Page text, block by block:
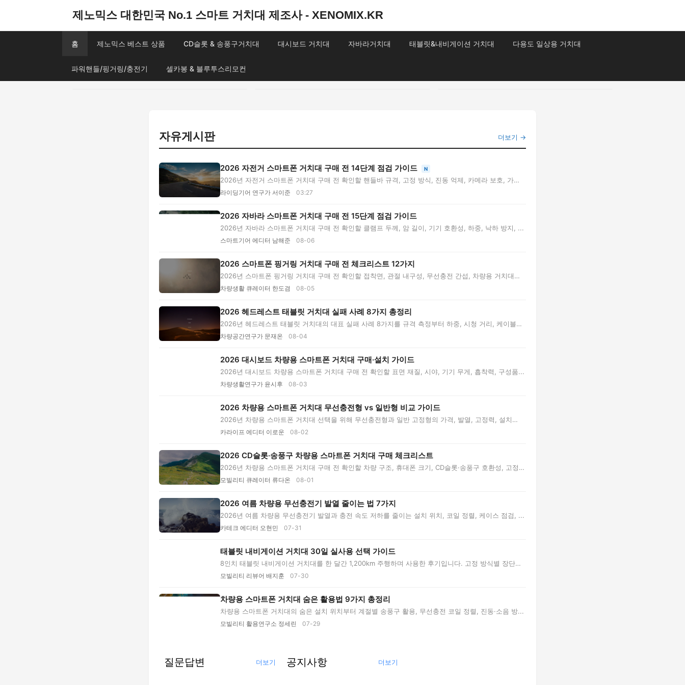
제노믹스 대한민국 No.1 스마트 거치대 제조사 - XENOMIX.KR
홈 제노믹스 베스트 상품 CD슬롯 & 송풍구거치대 대시보드 거치대 자바라거치대 태블릿&내비게이션 거치대 다용도 일상용 거치대
파워핸들/핑거링/충전기 셀카봉 & 블루투스리모컨
자유게시판
2026 자전거 스마트폰 거치대 구매 전 14단계 점검 가이드 N
2026년 자전거 스마트폰 거치대 구매 전 확인할 핸들바 규격, 고정 방식, 진동 억제, 카메라 보호, 가
격...
라이딩기어 연구가 서이준 03:27
2026 자바라 스마트폰 거치대 구매 전 15단계 점검 가이드
2026년 자바라 스마트폰 거치대 구매 전 확인할 클램프 두께, 암 길이, 기기 호환성, 하중, 낙하 방지, ...
스마트기어 에디터 남해준 08-06
2026 스마트폰 핑거링 거치대 구매 전 체크리스트 12가지
2026년 스마트폰 핑거링 거치대 구매 전 확인할 접착면, 관절 내구성, 무선충전 간섭, 차량용 거치대
호...
차량생활 큐레이터 한도겸 08-05
2026 헤드레스트 태블릿 거치대 실패 사례 8가지 총정리
2026년 헤드레스트 태블릿 거치대의 대표 실패 사례 8가지를 규격 측정부터 하중, 시청 거리, 케이블
배...
차량공간연구가 문재온 08-04
2026 대시보드 차량용 스마트폰 거치대 구매·설치 가이드
2026년 대시보드 차량용 스마트폰 거치대 구매 전 확인할 표면 재질, 시야, 기기 무게, 흡착력, 구성품...
차량생활연구가 윤시후 08-03
2026 차량용 스마트폰 거치대 무선충전형 vs 일반형 비교 가이드
2026년 차량용 스마트폰 거치대 선택을 위해 무선충전형과 일반 고정형의 가격, 발열, 고정력, 설치
위...
카라이프 에디터 이로운 08-02
2026 CD슬롯·송풍구 차량용 스마트폰 거치대 구매 체크리스트
2026년 차량용 스마트폰 거치대 구매 전 확인할 차량 구조, 휴대폰 크기, CD슬롯·송풍구 호환성, 고정
력...
모빌리티 큐레이터 류다온 08-01
2026 여름 차량용 무선충전기 발열 줄이는 법 7가지
2026년 여름 차량용 무선충전기 발열과 충전 속도 저하를 줄이는 설치 위치, 코일 정렬, 케이스 점검, ...
카테크 에디터 오현민 07-31
태블릿 내비게이션 거치대 30일 실사용 선택 가이드
8인치 태블릿 내비게이션 거치대를 한 달간 1,200km 주행하며 사용한 후기입니다. 고정 방식별 장단점
부...
모빌리티 리뷰어 배지훈 07-30
차량용 스마트폰 거치대 숨은 활용법 9가지 총정리
차량용 스마트폰 거치대의 숨은 설치 위치부터 계절별 송풍구 활용, 무선충전 코일 정렬, 진동·소음 방...
모빌리티 활용연구소 정세린 07-29
더보기 →
질문답변 더보기 공지사항 더보기